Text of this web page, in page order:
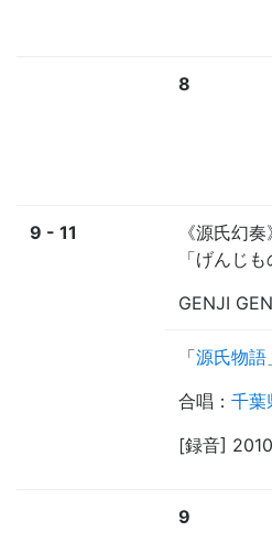
8
9 - 11
《源氏幻
「げんじ
GENJI
「源氏物語
合唱 ： 千葉
[録音]
9